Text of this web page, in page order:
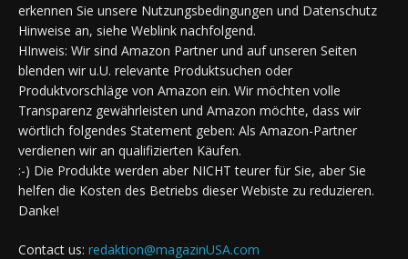
erkennen Sie unsere Nutzungsbedingungen und Datenschutz
Hinweise an, siehe Weblink nachfolgend.
HInweis: Wir sind Amazon Partner und auf unseren Seiten
blenden wir u.U. relevante Produktsuchen oder
Produktvorschläge von Amazon ein. Wir möchten volle
Transparenz gewährleisten und Amazon möchte, dass wir
wörtlich folgendes Statement geben: Als Amazon-Partner
verdienen wir an qualifizierten Käufen.
:-) Die Produkte werden aber NICHT teurer für Sie, aber Sie
helfen die Kosten des Betriebs dieser Webiste zu reduzieren.
Danke!
Contact us: redaktion@magazinUSA.com